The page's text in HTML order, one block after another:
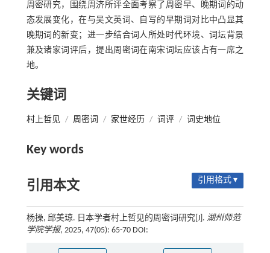
周密研究，围绕周济所评全面考察了周密早、晚期词的动
态发展变化，在与吴文英词、自写的早期词对比中凸显其
晚期词的新变；进一步结合词人所处时代环境、词坛背景
兼及诸家词评后，提出周密词在南宋词坛应该占有一席之
地。
关键词
村上哲见 / 周密词 / 家世经历 / 词评 / 词史地位
Key words
引用本文 引用格式 ▾
杨操, 邱美琼. 日本学者村上哲见的周密词研究[J]. 湖州师范
学院学报, 2025, 47(05): 65-70 DOI: